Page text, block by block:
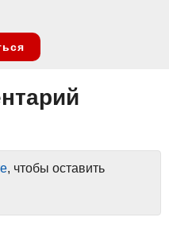
, чтобы оставить